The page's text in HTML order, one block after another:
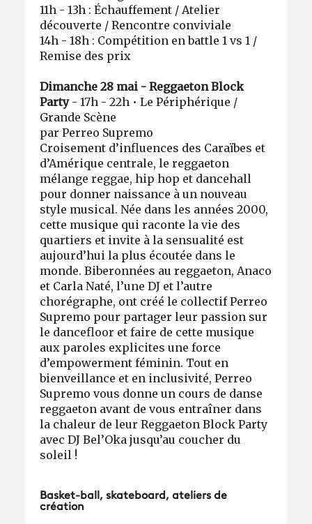
11h - 13h : Échauffement / Atelier
découverte / Rencontre conviviale
14h - 18h : Compétition en battle 1 vs 1 /
Remise des prix
Dimanche 28 mai - Reggaeton Block
Party- 17h - 22h • Le Périphérique /
Grande Scène
par Perreo Supremo
Croisement d’influences des Caraïbes et
d’Amérique centrale, le reggaeton
mélange reggae, hip hop et dancehall
pour donner naissance à un nouveau
style musical. Née dans les années 2000,
cette musique qui raconte la vie des
quartiers et invite à la sensualité est
aujourd’hui la plus écoutée dans le
monde. Biberonnées au reggaeton, Anaco
et Carla Naté, l’une DJ et l’autre
chorégraphe, ont créé le collectif Perreo
Supremo pour partager leur passion sur
le dancefloor et faire de cette musique
aux paroles explicites une force
d’empowerment féminin. Tout en
bienveillance et en inclusivité, Perreo
Supremo vous donne un cours de danse
reggaeton avant de vous entraîner dans
la chaleur de leur Reggaeton Block Party
avec DJ Bel’Oka jusqu’au coucher du
soleil !
Basket-ball, skateboard, ateliers de
création